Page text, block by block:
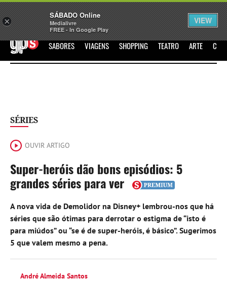
Sábado Assine Iniciar Sessão
GPS SABORES VIAGENS SHOPPING TEATRO ARTE
SÉRIES
OUVIR ARTIGO
Super-heróis dão bons episódios: 5
grandes séries para ver
A nova vida de Demolidor na Disney+ lembrou-nos que há
séries que são ótimas para derrotar o estigma de “isto é
para miúdos” ou “se é de super-heróis, é básico”. Sugerimos
5 que valem mesmo a pena.
André Almeida Santos
×
SÁBADO Online
Medialivre
FREE - In Google Play
VIEW